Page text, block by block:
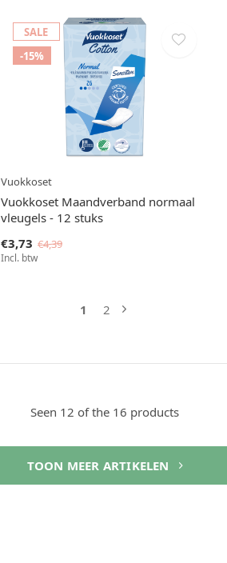
SALE
-15%
Vuokkoset
Vuokkoset Maandverband normaal
vleugels - 12 stuks
€3,73 €4,39
Incl. btw
1 2
Seen 12 of the 16 products
TOON MEER ARTIKELEN